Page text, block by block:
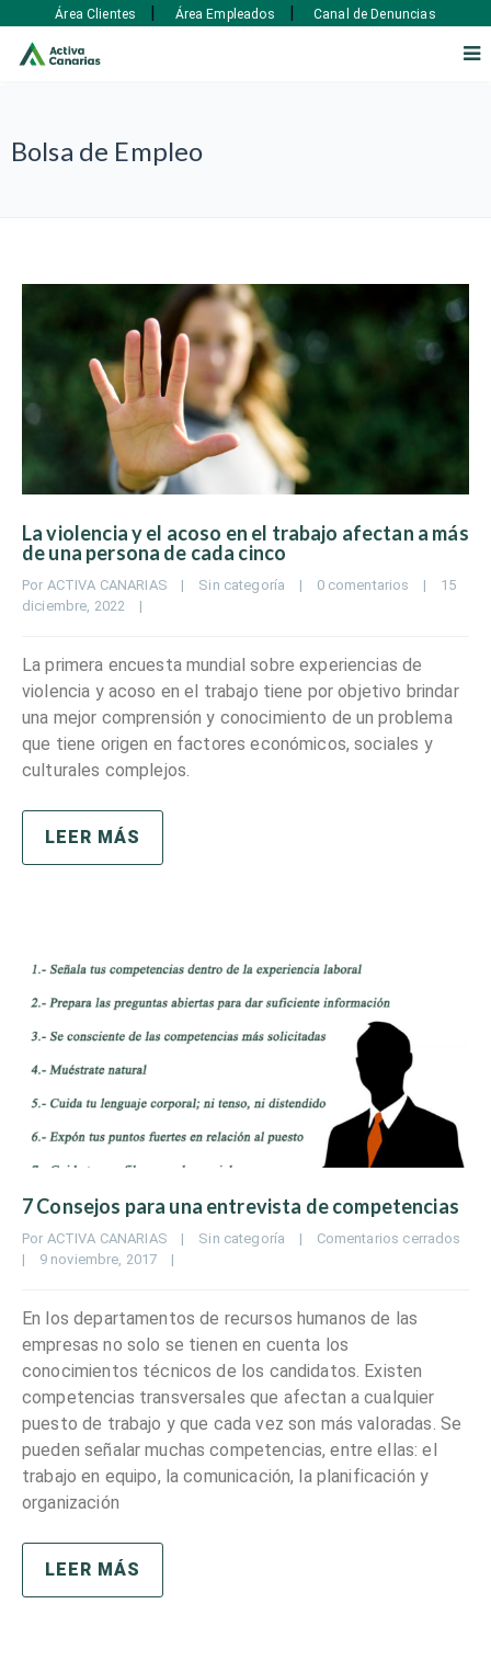
Bolsa de Empleo
La violencia y el acoso en el trabajo afectan a más
de una persona de cada cinco
Por ACTIVA CANARIAS | Sin categoría | 0 comentarios |
15
diciembre, 2022 |
La primera encuesta mundial sobre experiencias de
violencia y acoso en el trabajo tiene por objetivo brindar
una mejor comprensión y conocimiento de un problema
que tiene origen en factores económicos, sociales y
culturales complejos.
LEER MÁS
7 Consejos para una entrevista de competencias
Por ACTIVA CANARIAS | Sin categoría |
Comentarios cerrados
|
9 noviembre, 2017 |
En los departamentos de recursos humanos de las
empresas no solo se tienen en cuenta los
conocimientos técnicos de los candidatos. Existen
competencias transversales que afectan a cualquier
puesto de trabajo y que cada vez son más valoradas. Se
pueden señalar muchas competencias, entre ellas: el
trabajo en equipo, la comunicación, la planificación y
organización
LEER MÁS
Área Clientes | Área Empleados | Canal de Denuncias